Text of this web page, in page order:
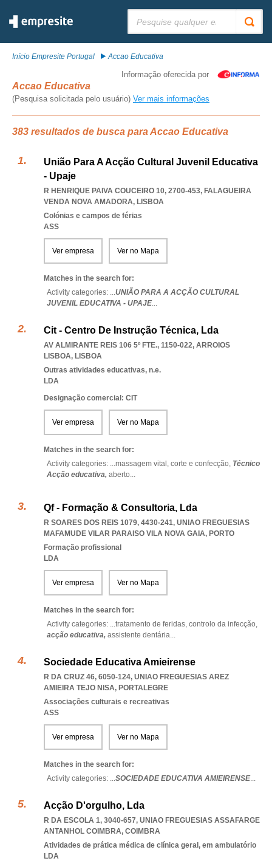
Início Empresite Portugal Accao Educativa
Informação oferecida por
Accao Educativa
(Pesquisa solicitada pelo usuário) Ver mais informações
383 resultados de busca para Accao Educativa
União Para A Acção Cultural Juvenil Educativa
- Upaje
R HENRIQUE PAIVA COUCEIRO 10, 2700-453, FALAGUEIRA
VENDA NOVA AMADORA, LISBOA
Colónias e campos de férias
ASS
Ver empresa Ver no Mapa
Matches in the search for:
Activity categories: ...UNIÃO PARA A ACÇÃO CULTURAL
JUVENIL EDUCATIVA - UPAJE...
Cit - Centro De Instrução Técnica, Lda
AV ALMIRANTE REIS 106 5º FTE., 1150-022, ARROIOS
LISBOA, LISBOA
Outras atividades educativas, n.e.
LDA
Designação comercial: CIT
Ver empresa Ver no Mapa
Matches in the search for:
Activity categories: ...massagem vital, corte e confecção, Técnico
Acção educativa, aberto...
Qf - Formação & Consultoria, Lda
R SOARES DOS REIS 1079, 4430-241, UNIAO FREGUESIAS
MAFAMUDE VILAR PARAISO VILA NOVA GAIA, PORTO
Formação profissional
LDA
Ver empresa Ver no Mapa
Matches in the search for:
Activity categories: ...tratamento de feridas, controlo da infecção,
acção educativa, assistente dentária...
Sociedade Educativa Amieirense
R DA CRUZ 46, 6050-124, UNIAO FREGUESIAS AREZ
AMIEIRA TEJO NISA, PORTALEGRE
Associações culturais e recreativas
ASS
Ver empresa Ver no Mapa
Matches in the search for:
Activity categories: ...SOCIEDADE EDUCATIVA AMIEIRENSE...
Acção D'orgulho, Lda
R DA ESCOLA 1, 3040-657, UNIAO FREGUESIAS ASSAFARGE
ANTANHOL COIMBRA, COIMBRA
Atividades de prática médica de clínica geral, em ambulatório
LDA